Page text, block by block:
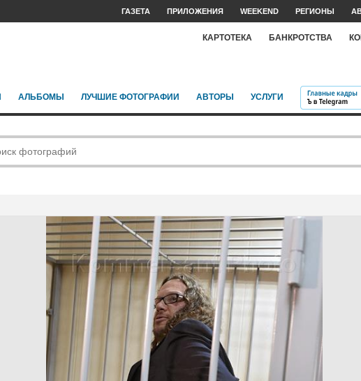
ГАЗЕТА ПРИЛОЖЕНИЯ WEEKEND РЕГИОНЫ
КАРТОТЕКА БАНКРОТСТВА
АЛЬБОМЫ ЛУЧШИЕ ФОТОГРАФИИ АВТОРЫ УСЛУГИ